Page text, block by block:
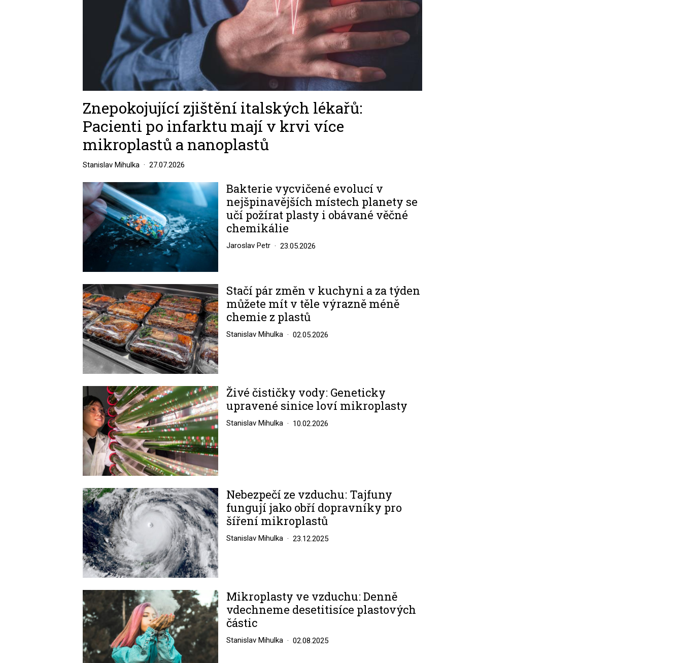
Znepokojující zjištění italských lékařů:
Pacienti po infarktu mají v krvi více
mikroplastů a nanoplastů
Stanislav Mihulka 27.07.2026
Image
Bakterie vycvičené evolucí v
nejšpinavějších místech planety se
učí požírat plasty i obávané věčné
chemikálie
Jaroslav Petr 23.05.2026
Image
Stačí pár změn v kuchyni a za týden
můžete mít v těle výrazně méně
chemie z plastů
Stanislav Mihulka 02.05.2026
Živé čističky vody: Geneticky
upravené sinice loví mikroplasty
Stanislav Mihulka 10.02.2026
Image
Nebezpečí ze vzduchu: Tajfuny
fungují jako obří dopravníky pro
šíření mikroplastů
Stanislav Mihulka 23.12.2025
Image
Mikroplasty ve vzduchu: Denně
vdechneme desetitisíce plastových
částic
Stanislav Mihulka 02.08.2025